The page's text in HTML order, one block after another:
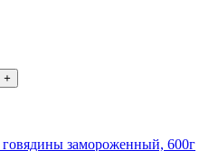
+